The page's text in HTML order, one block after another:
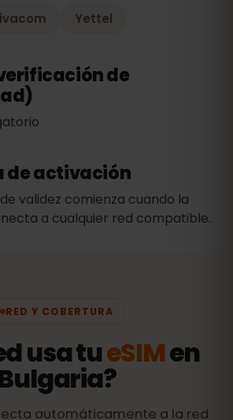
Yettel
de
de activación
validez comienza cuando la
a cualquier red compatible.
RED Y COBERTURA
usa tueSIMen
automáticamente a la red